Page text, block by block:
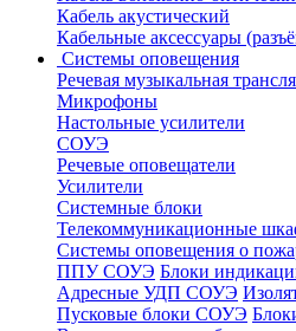
Кабель акустический
Кабельные аксессуары
Системы оповещения
Речевая музыкальная
Микрофоны
Настольные усилители
СОУЭ
Речевые оповещатели
Усилители
Системные блоки
Телекоммуникационные
Системы оповещения о
ППУ СОУЭ Блоки
Адресные УДП СОУЭ
Пусковые блоки СОУЭ